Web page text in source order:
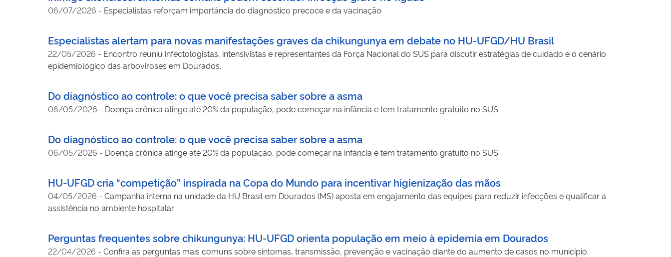
06/07/2026 - Especialistas reforçam importância do diagnóstico precoce e da vacinação
Especialistas alertam para novas manifestações graves da chikungunya em debate no HU-UFGD/HU Brasil
22/05/2026 - Encontro reuniu infectologistas, intensivistas e representantes da Força Nacional do SUS para discutir estratégias de cuidado e o cenário
epidemiológico das arboviroses em Dourados.
Do diagnóstico ao controle: o que você precisa saber sobre a asma
06/05/2026 - Doença crônica atinge até 20% da população, pode começar na infância e tem tratamento gratuito no SUS
Do diagnóstico ao controle: o que você precisa saber sobre a asma
06/05/2026 - Doença crônica atinge até 20% da população, pode começar na infância e tem tratamento gratuito no SUS
HU-UFGD cria “competição” inspirada na Copa do Mundo para incentivar higienização das mãos
04/05/2026 - Campanha interna na unidade da HU Brasil em Dourados (MS) aposta em engajamento das equipes para reduzir infecções e qualificar a
assistência no ambiente hospitalar.
Perguntas frequentes sobre chikungunya: HU-UFGD orienta população em meio à epidemia em Dourados
22/04/2026 - Confira as perguntas mais comuns sobre sintomas, transmissão, prevenção e vacinação diante do aumento de casos no município.